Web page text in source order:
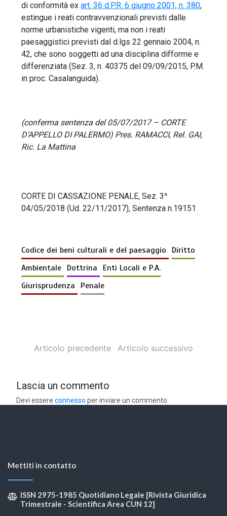
di conformità exart. 36 d.P.R. 6 giugno 2001, n. 380,
estingue i reati contravvenzionali previsti dalle
norme urbanistiche vigenti, ma non i reati
paesaggistici previsti dal d.lgs 22 gennaio 2004, n.
42, che sono soggetti ad una disciplina difforme e
differenziata (Sez. 3, n. 40375 del 09/09/2015, P.M.
in proc. Casalanguida).
(conferma sentenza del 05/07/2017 – CORTE
D’APPELLO DI PALERMO) Pres. RAMACCI, Rel. GAI,
Ric. La Mattina
CORTE DI CASSAZIONE PENALE, Sez. 3^
04/05/2018 (Ud. 22/11/2017), Sentenza n.19151
Codice dei beni culturali e del paesaggio
Diritto
Ambientale Dottrina
Enti Locali e P.A.
Giurisprudenza
Penale
Articolo precedente Articolo successivo
Lascia un commento
Devi essereconnesso per inviare un commento.
Mettiti in contatto
ISSN 2975-1985 Quotidiano Legale [Rivista Giuridica
Trimestrale - Scientifica Area CUN 12]